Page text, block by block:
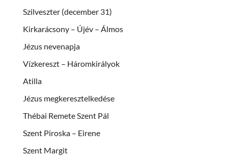
Szilveszter (december 31)
Kirkarácsony – Újév – Álmos
Jézus nevenapja
Vízkereszt – Háromkirályok
Atilla
Jézus megkeresztelkedése
Thébai Remete Szent Pál
Szent Piroska – Eirene
Szent Margit